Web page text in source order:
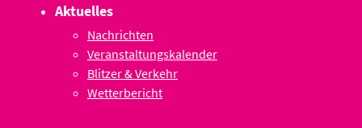
Aktuelles
Nachrichten
Veranstaltungskalender
Blitzer & Verkehr
Wetterbericht